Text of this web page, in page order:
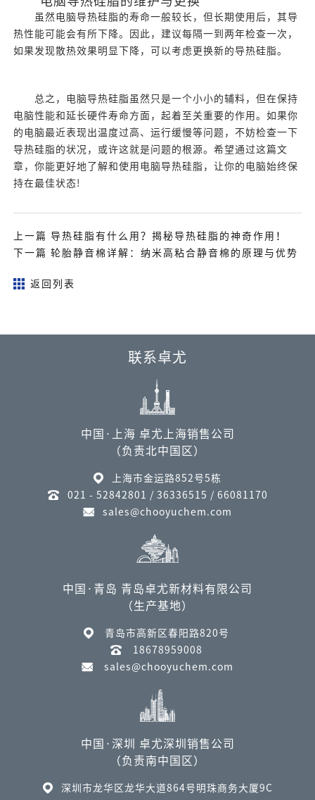
虽然电脑导热硅脂的寿命一般较长，但长期使用后，其导
热性能可能会有所下降。因此，建议每隔一到两年检查一次，
如果发现散热效果明显下降，可以考虑更换新的导热硅脂。
总之，电脑导热硅脂虽然只是一个小小的辅料，但在保持
电脑性能和延长硬件寿命方面，起着至关重要的作用。如果你
的电脑最近表现出温度过高、运行缓慢等问题，不妨检查一下
导热硅脂的状况，或许这就是问题的根源。希望通过这篇文
章，你能更好地了解和使用电脑导热硅脂，让你的电脑始终保
持在最佳状态!
上一篇 导热硅脂有什么用？揭秘导热硅脂的神奇作用！
下一篇 轮胎静音棉详解：纳米高粘合静音棉的原理与优势
返回列表
联系卓尤
中国·上海 卓尤上海销售公司
（负责北中国区）
上海市金运路852号5栋
021 - 52842801 / 36336515 / 66081170
sales@chooyuchem.com
中国·青岛 青岛卓尤新材料有限公司
（生产基地）
青岛市高新区春阳路820号
18678959008
sales@chooyuchem.com
中国·深圳 卓尤深圳销售公司
（负责南中国区）
深圳市龙华区龙华大道864号明珠商务大厦9C